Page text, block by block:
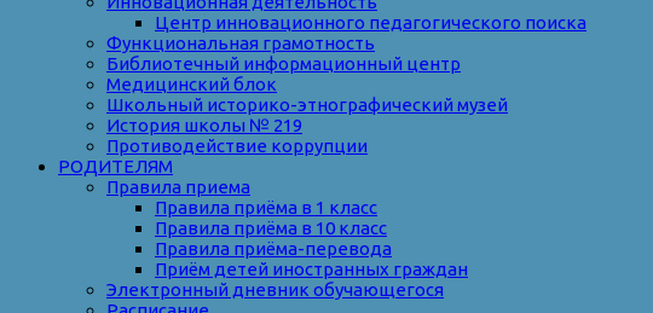
Центр инновационного педагогического поиска
Функциональная грамотность
Библиотечный информационный центр
Медицинский блок
Школьный историко-этнографический музей
История школы № 219
Противодействие коррупции
РОДИТЕЛЯМ
Правила приема
Правила приёма в 1 класс
Правила приёма в 10 класс
Правила приёма-перевода
Приём детей иностранных граждан
Электронный дневник обучающегося